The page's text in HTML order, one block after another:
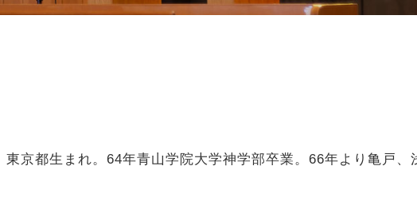
京都生まれ。64年青山学院大学神学部卒業。66年より亀戸、